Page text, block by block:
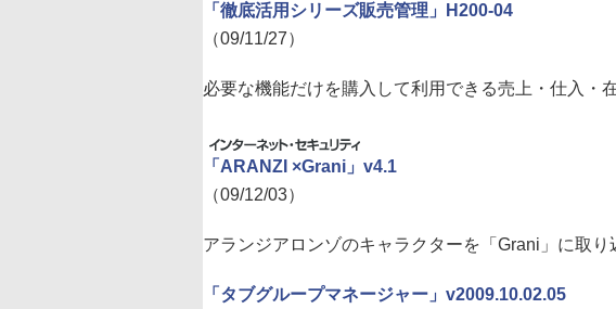
「徹底活用シリーズ販売管理」H200-04
（09/11/27）
必要な機能だけを購入して利用できる売上・仕入・
「ARANZI ×Grani」v4.1
（09/12/03）
アランジアロンゾのキャラクターを「Grani」に取
「タブグループマネージャー」v2009.10.02.05